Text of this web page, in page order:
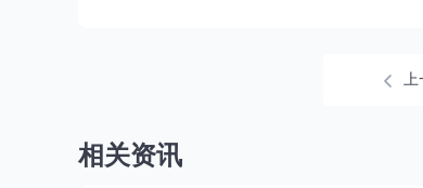
上
相关资讯